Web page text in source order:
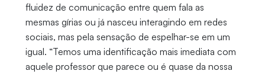
fluidez de comunicação entre quem fala as
mesmas gírias ou já nasceu interagindo em redes
sociais, mas pela sensação de espelhar-se em um
igual. “Temos uma identificação mais imediata com
aquele professor que parece ou é quase da nossa